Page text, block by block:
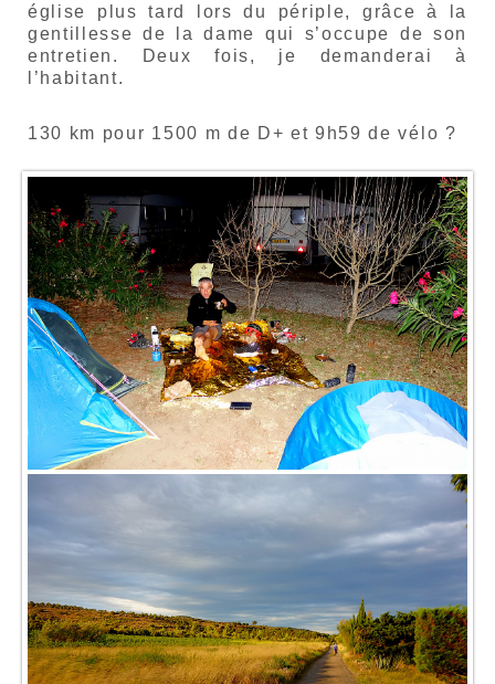
église plus tard lors du périple, grâce à la
gentillesse de la dame qui s’occupe de son
entretien. Deux fois, je demanderai à
l’habitant.
130 km pour 1500 m de D+ et 9h59 de vélo ?